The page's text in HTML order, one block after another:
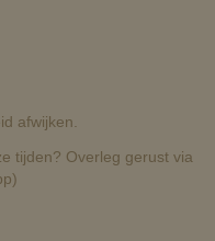
afwijken.
tijden? Overleg gerust via